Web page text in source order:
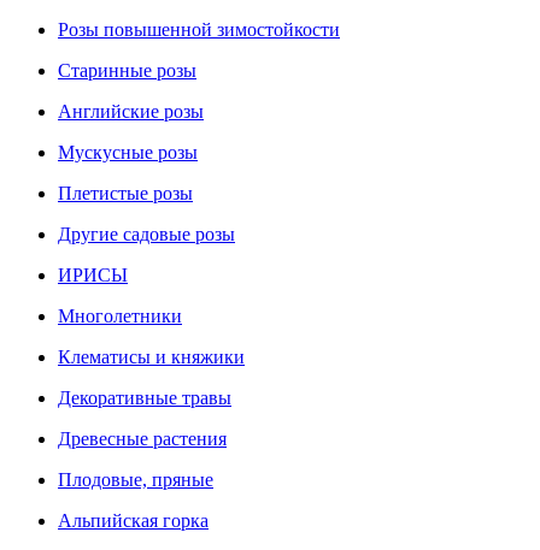
Розы повышенной зимостойкости
Старинные розы
Английские розы
Мускусные розы
Плетистые розы
Другие садовые розы
ИРИСЫ
Многолетники
Клематисы и княжики
Декоративные травы
Древесные растения
Плодовые, пряные
Альпийская горка